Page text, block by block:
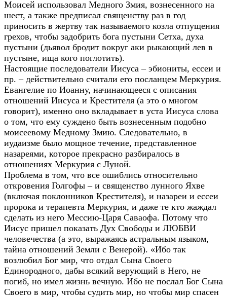
Моисей использовал Медного Змия, вознесенного на
шест, а также предписал священству раз в год
приносить в жертву так называемого козла отпущения
грехов, чтобы задобрить бога пустыни Сетха, духа
пустыни (дьявол бродит вокруг аки рыкающий лев в
пустыне, ища кого поглотить).
Настоящие последователи Иисуса – эбиониты, ессеи и
пр. – действительно считали его посланцем Меркурия.
Евангелие по Иоанну, начинающееся с описания
отношений Иисуса и Крестителя (а это о многом
говорит), именно оно вкладывает в уста Иисуса слова
о том, что ему суждено быть вознесенным подобно
моисеевому Медному Змию. Следовательно, в
иудаизме было мощное течение, представленное
назареями, которое прекрасно разбиралось в
отношениях Меркурия с Луной.
Проблема в том, что все ошиблись относительно
откровения Голгофы – и священство лунного Яхве
(включая поклонников Крестителя), и назареи и ессеи
пророка и терапевта Меркурия, и даже те кто жаждал
сделать из него Мессию-Царя Саваофа. Потому что
Иисус пришел показать Дух Свободы и ЛЮБВИ
человечества (а это, выражаясь астральным языком,
тайна отношений Земли с Венерой). «Ибо так
возлюбил Бог мир, что отдал Сына Своего
Единородного, дабы всякий верующий в Него, не
погиб, но имел жизнь вечную. Ибо не послал Бог Сына
Своего в мир, чтобы судить мир, но чтобы мир спасен